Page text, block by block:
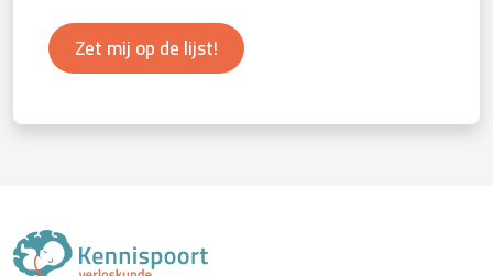
Zet mij op de lijst!